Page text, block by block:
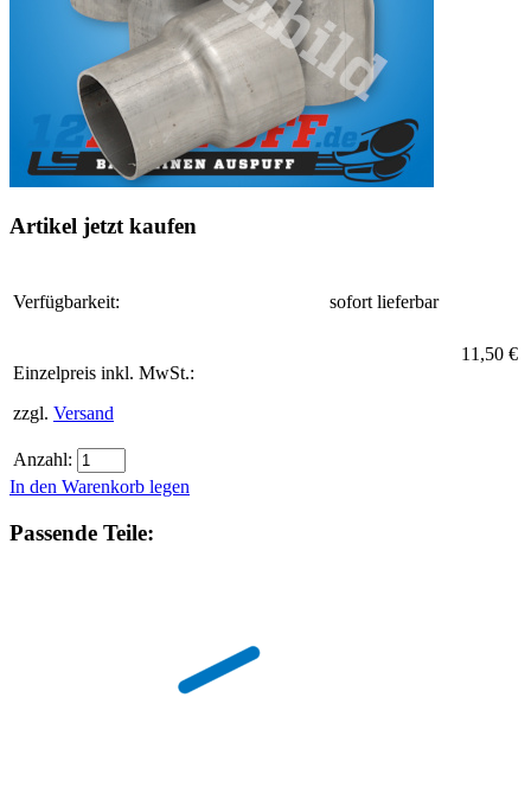
Artikel jetzt kaufen
Verfügbarkeit: sofort lieferbar
Einzelpreis inkl. MwSt.:
zzgl. Versand
11,50 €
Anzahl:
In den Warenkorb legen
Passende Teile: